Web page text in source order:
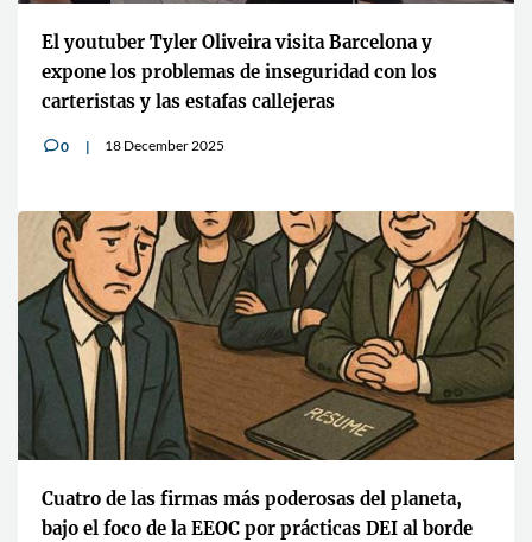
El youtuber Tyler Oliveira visita Barcelona y
expone los problemas de inseguridad con los
carteristas y las estafas callejeras
v0 18 December 2025
Cuatro de las firmas más poderosas del planeta,
bajo el foco de la EEOC por prácticas DEI al borde